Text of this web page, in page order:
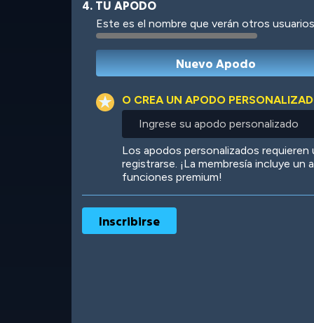
Robotic International
Starlight
4. TU APODO
Este es el nombre que verán otros
O CREA UN APODO
personalizado
Los apodos personalizados requieren
registrarse. ¡La membresía incluye
funciones premium!